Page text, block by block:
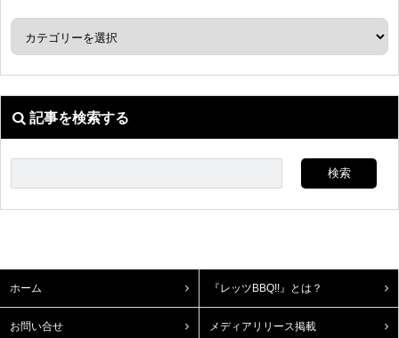
記事を検索する
ホーム 『レッツBBQ!!』とは？
お問い合せ メディアリリース掲載